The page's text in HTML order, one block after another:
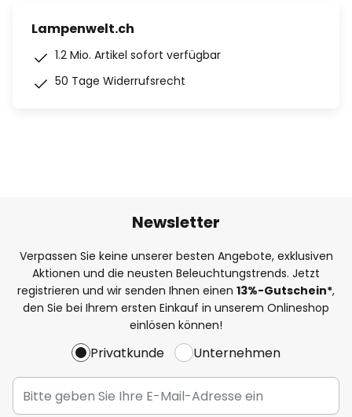
Lampenwelt.ch
1.2 Mio. Artikel sofort verfügbar
50 Tage Widerrufsrecht
Newsletter
Verpassen Sie keine unserer besten Angebote, exklusiven
Aktionen und die neusten Beleuchtungstrends. Jetzt
registrieren und wir senden Ihnen einen 13%-Gutschein*,
den Sie bei Ihrem ersten Einkauf in unserem Onlineshop
einlösen können!
Privatkunde Unternehmen